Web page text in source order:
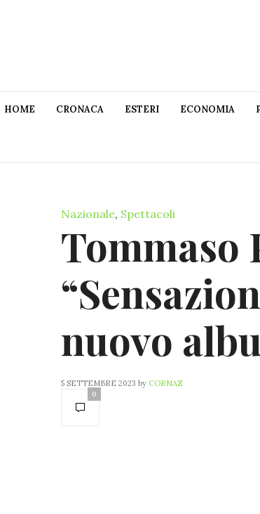
HOME CRONACA ESTERI ECONOMIA
Nazionale, Spettacoli
Tommaso
nuovo
5 SETTEMBRE 2023 by CORNAZ
0